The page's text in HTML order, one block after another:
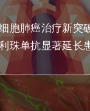
胞肺癌治疗新突
珠单抗显著延长